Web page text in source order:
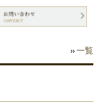
一覧